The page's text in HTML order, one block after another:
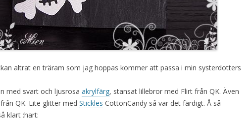
altrat en träram som jag hoppas kommer att passa i min systerdotters
med svart och ljusrosa akrylfärg, stansat lillebror med Flirt från QK. Även
QK. Lite glitter med Stickles CottonCandy så var det färdigt. Å så
klart :hart: